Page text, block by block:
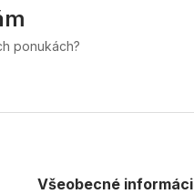
ponukách?
Všeobecné